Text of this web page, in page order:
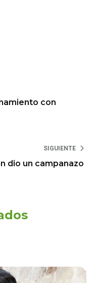
con
SIGUIENTE
dio un campanazo